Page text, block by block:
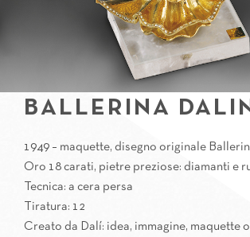
BALLERINA
1949 – maquette, disegno originale
Oro 18 carati, pietre preziose: diamanti e
Tecnica: a cera persa
Tiratura: 12
Creato da Dalí: idea, immagine, maquette